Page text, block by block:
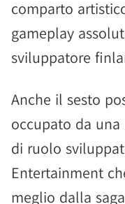
comparto
gameplay
sviluppatore
Anche il sesto
occupato da una
di ruolo
Entertainment
meglio dalla